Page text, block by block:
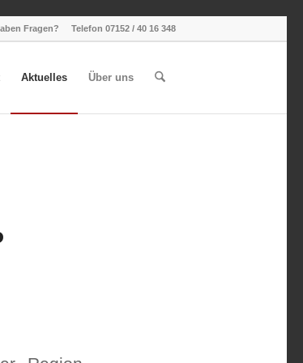
Fragen? Telefon 07152 / 40 16 348
Aktuelles Über uns